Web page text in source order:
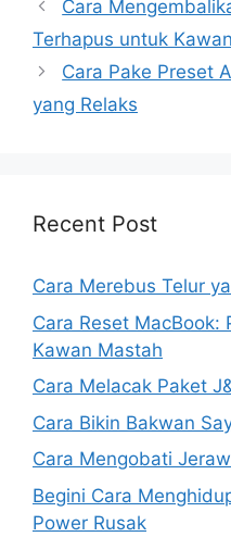
Cara
Terhapus untuk
Cara Pake Preset
yang Relaks
Recent Post
Cara Merebus Telur
Cara Reset MacBook:
Kawan Mastah
Cara Melacak Paket
Cara Bikin Bakwan
Cara Mengobati
Begini Cara
Power Rusak